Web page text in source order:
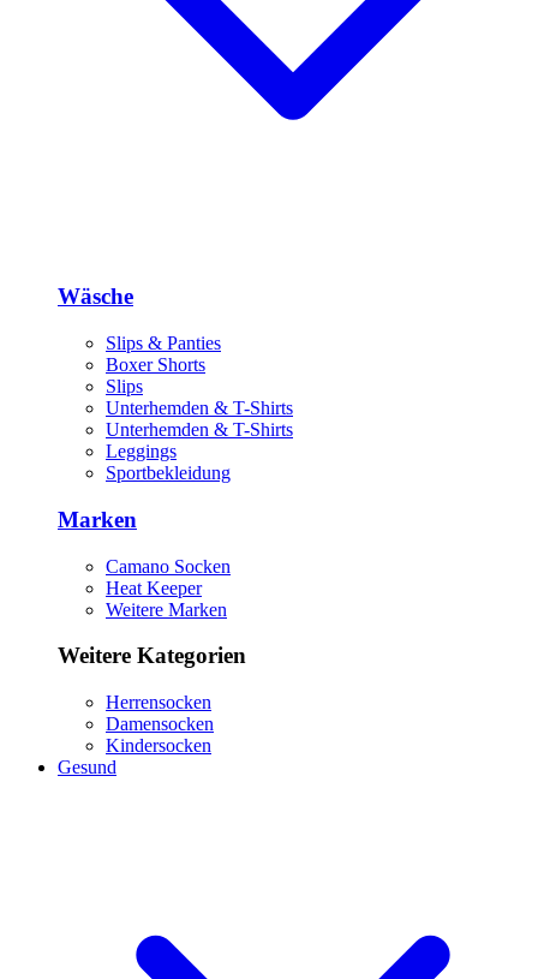
Wäsche
Slips & Panties
Boxer Shorts
Slips
Unterhemden & T-Shirts
Unterhemden & T-Shirts
Leggings
Sportbekleidung
Marken
Camano Socken
Heat Keeper
Weitere Marken
Weitere Kategorien
Herrensocken
Damensocken
Kindersocken
Gesund